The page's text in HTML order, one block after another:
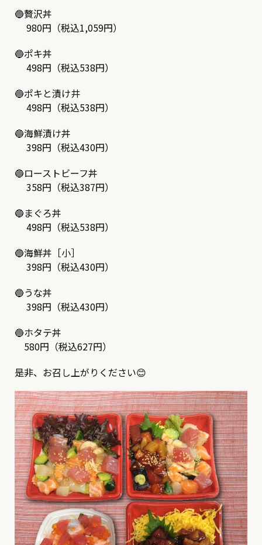
🔵贅沢丼
980円（税込1,059円）
🔵ポキ丼
498円（税込538円）
🔵ポキと漬け井
498円（税込538円）
🔵海鮮漬け丼
398円（税込430円）
🔵ローストビーフ丼
358円（税込387円）
🔵まぐろ丼
498円（税込538円）
🔵海鮮丼［小］
398円（税込430円）
🔵うな丼
398円（税込430円）
🔵ホタテ丼
580円（税込627円）
是非、お召し上がりください😊